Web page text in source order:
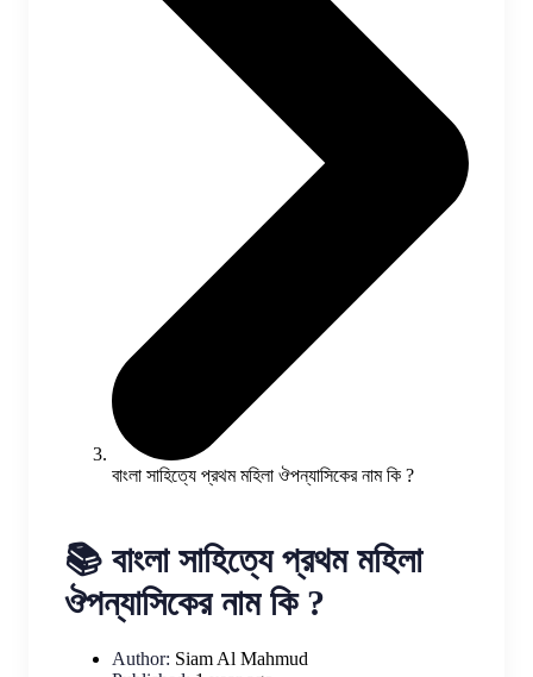
বাংলা সাহিত্যে প্রথম মহিলা ঔপন্যাসিকের নাম কি ?
📚 বাংলা সাহিত্যে প্রথম মহিলা
ঔপন্যাসিকের নাম কি ?
Author: Siam Al Mahmud